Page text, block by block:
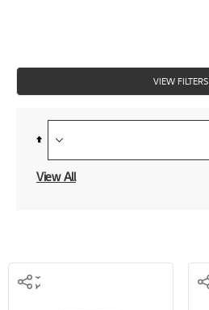
VIEW FILTERS
Set
DirectionView All